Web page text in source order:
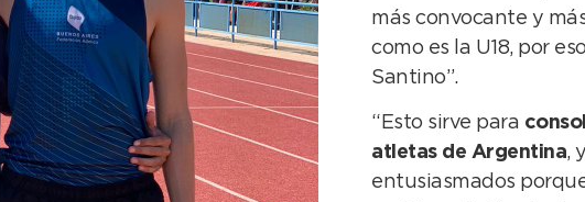
más convocante y
como es la U18, por
Santino”.
“Esto sirve para
atletas de Argentina,
entusiasmados